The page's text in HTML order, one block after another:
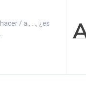
/ a., ..., ¿es